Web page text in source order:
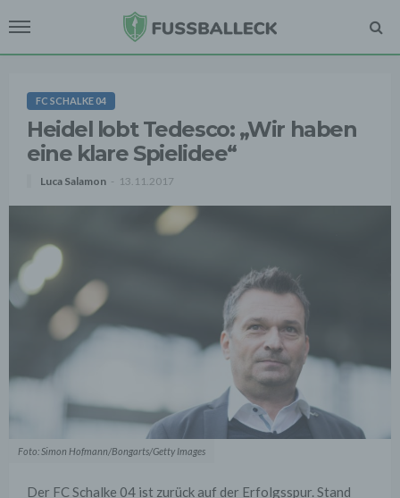
FC SCHALKE 04
Heidel lobt Tedesco: „Wir haben
eine klare Spielidee“
Luca Salamon 13.11.2017
Foto: Simon Hofmann/Bongarts/Getty Images
Der FC Schalke 04 ist zurück auf der Erfolgsspur. Stand